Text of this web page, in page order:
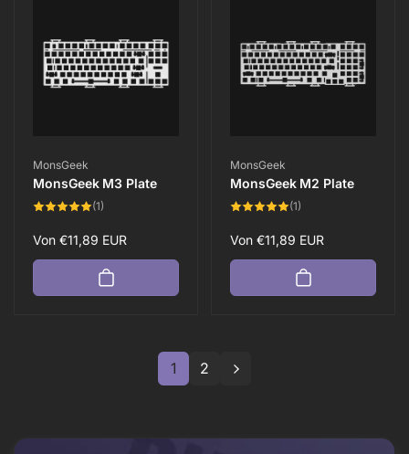
Anbieter:
MonsGeek
MonsGeek M3 Plate
(1)
Normaler
Preis
Von €11,89 EUR
Anbieter:
MonsGeek
MonsGeek M2 Plate
(1)
Normaler
Preis
Von €11,89 EUR
1 2